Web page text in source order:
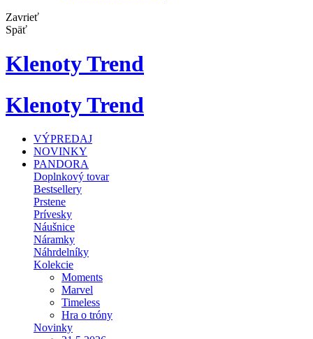
Zavrieť
Späť
Klenoty Trend
Klenoty Trend
VÝPREDAJ
NOVINKY
PANDORA
Doplnkový tovar
Bestsellery
Prstene
Prívesky
Náušnice
Náramky
Náhrdelníky
Kolekcie
Moments
Marvel
Timeless
Hra o tróny
Novinky